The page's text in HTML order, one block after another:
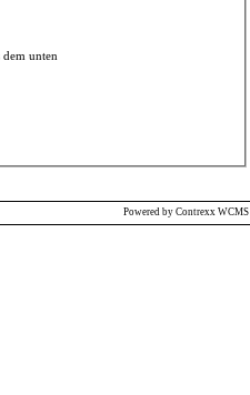
dem unten
Powered by Contrexx WCMS